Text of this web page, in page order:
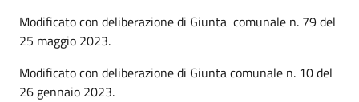
Modificato con deliberazione di Giunta comunale n. 79 del
25 maggio 2023.
Modificato con deliberazione di Giunta comunale n. 10 del
26 gennaio 2023.